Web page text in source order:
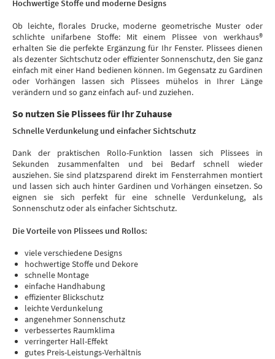
Hochwertige Stoffe und moderne Designs
Ob leichte, florales Drucke, moderne geometrische Muster oder
schlichte unifarbene Stoffe: Mit einem Plissee von werkhaus®
erhalten Sie die perfekte Ergänzung für Ihr Fenster. Plissees dienen
als dezenter Sichtschutz oder effizienter Sonnenschutz, den Sie ganz
einfach mit einer Hand bedienen können. Im Gegensatz zu Gardinen
oder Vorhängen lassen sich Plissees mühelos in Ihrer Länge
verändern und so ganz einfach auf- und zuziehen.
So nutzen Sie Plissees für Ihr Zuhause
Schnelle Verdunkelung und einfacher Sichtschutz
Dank der praktischen Rollo-Funktion lassen sich Plissees in
Sekunden zusammenfalten und bei Bedarf schnell wieder
ausziehen. Sie sind platzsparend direkt im Fensterrahmen montiert
und lassen sich auch hinter Gardinen und Vorhängen einsetzen. So
eignen sie sich perfekt für eine schnelle Verdunkelung, als
Sonnenschutz oder als einfacher Sichtschutz.
Die Vorteile von Plissees und Rollos:
viele verschiedene Designs
hochwertige Stoffe und Dekore
schnelle Montage
einfache Handhabung
effizienter Blickschutz
leichte Verdunkelung
angenehmer Sonnenschutz
verbessertes Raumklima
verringerter Hall-Effekt
gutes Preis-Leistungs-Verhältnis